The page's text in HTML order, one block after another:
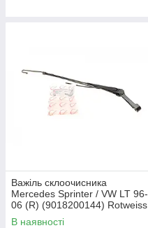
Важіль склоочисника
Mercedes Sprinter / VW LT 96-
06 (R) (9018200144) Rotweiss
RW82074
В наявності